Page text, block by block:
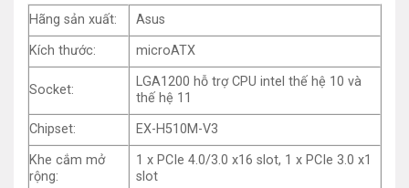
Hãng sản xuất:
Asus
Kích thước:
microATX
Socket:
LGA1200 hỗ trợ CPU intel thế hệ 10 và
thế hệ 11
Chipset:
EX-H510M-V3
Khe cắm mở
rộng:
1 x PCIe 4.0/3.0 x16 slot, 1 x PCIe 3.0 x1
slot